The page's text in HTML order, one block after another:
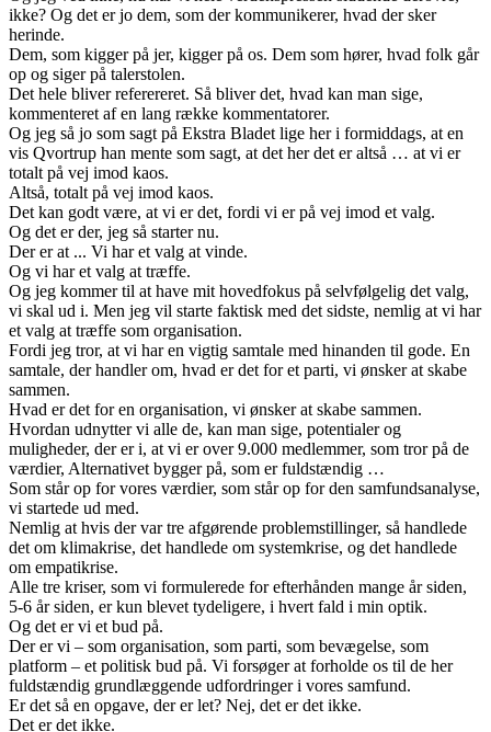
ikke? Og det er jo dem, som der kommunikerer, hvad der sker
herinde.
Dem, som kigger på jer, kigger på os. Dem som hører, hvad folk går
op og siger på talerstolen.
Det hele bliver referereret. Så bliver det, hvad kan man sige,
kommenteret af en lang række kommentatorer.
Og jeg så jo som sagt på Ekstra Bladet lige her i formiddags, at en
vis Qvortrup han mente som sagt, at det her det er altså … at vi er
totalt på vej imod kaos.
Altså, totalt på vej imod kaos.
Det kan godt være, at vi er det, fordi vi er på vej imod et valg.
Og det er der, jeg så starter nu.
Der er at ... Vi har et valg at vinde.
Og vi har et valg at træffe.
Og jeg kommer til at have mit hovedfokus på selvfølgelig det valg,
vi skal ud i. Men jeg vil starte faktisk med det sidste, nemlig at vi har
et valg at træffe som organisation.
Fordi jeg tror, at vi har en vigtig samtale med hinanden til gode. En
samtale, der handler om, hvad er det for et parti, vi ønsker at skabe
sammen.
Hvad er det for en organisation, vi ønsker at skabe sammen.
Hvordan udnytter vi alle de, kan man sige, potentialer og
muligheder, der er i, at vi er over 9.000 medlemmer, som tror på de
værdier, Alternativet bygger på, som er fuldstændig …
Som står op for vores værdier, som står op for den samfundsanalyse,
vi startede ud med.
Nemlig at hvis der var tre afgørende problemstillinger, så handlede
det om klimakrise, det handlede om systemkrise, og det handlede
om empatikrise.
Alle tre kriser, som vi formulerede for efterhånden mange år siden,
5-6 år siden, er kun blevet tydeligere, i hvert fald i min optik.
Og det er vi et bud på.
Der er vi – som organisation, som parti, som bevægelse, som
platform – et politisk bud på. Vi forsøger at forholde os til de her
fuldstændig grundlæggende udfordringer i vores samfund.
Er det så en opgave, der er let? Nej, det er det ikke.
Det er det ikke.